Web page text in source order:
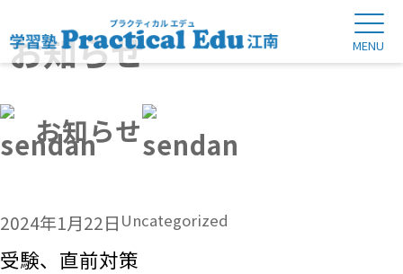
お知らせ
お知らせ
2024年1月22日 Uncategorized
受験、直前対策